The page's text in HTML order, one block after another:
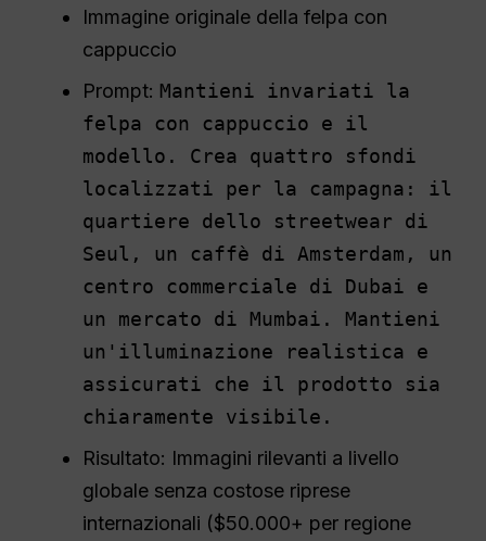
Immagine originale della felpa con
cappuccio
Prompt: Mantieni invariati la
felpa con cappuccio e il
modello. Crea quattro sfondi
localizzati per la campagna: il
quartiere dello streetwear di
Seul, un caffè di Amsterdam, un
centro commerciale di Dubai e
un mercato di Mumbai. Mantieni
un'illuminazione realistica e
assicurati che il prodotto sia
chiaramente visibile.
Risultato: Immagini rilevanti a livello
globale senza costose riprese
internazionali ($50.000+ per regione